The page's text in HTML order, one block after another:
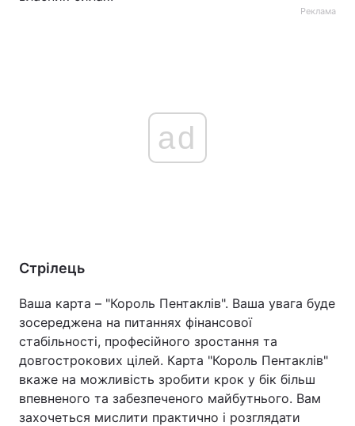
Реклама
ad
Стрілець
Ваша карта – "Король Пентаклів". Ваша увага буде
зосереджена на питаннях фінансової
стабільності, професійного зростання та
довгострокових цілей. Карта "Король Пентаклів"
вкаже на можливість зробити крок у бік більш
впевненого та забезпеченого майбутнього. Вам
захочеться мислити практично і розглядати